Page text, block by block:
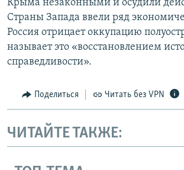
Крыма незаконными и осудили
Страны Запада ввели ряд
Россия отрицает оккупацию
называет это «восстановлением
справедливости».
Поделиться Читать без VPN
ЧИТАЙТЕ ТАКЖЕ: